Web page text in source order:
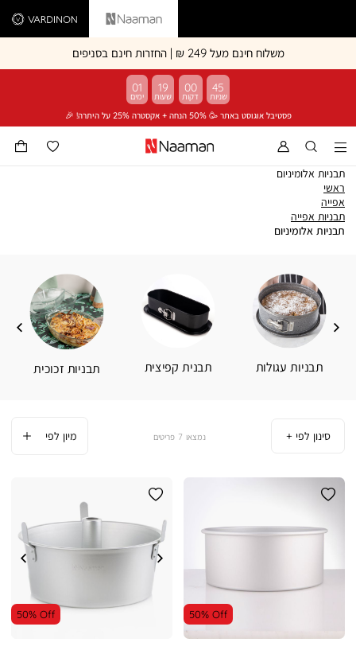
Vardinon Naaman
משלוח חינם מעל 249 ₪ | החזרות חינם בסניפים
פסטיבל אוגוסט באתר 🥳 50% הנחה + אקסטרה 25% על היתרה! 🎉
01 19 00 45
תבניות אלומיניום
ראשי
אפייהאפייה
תבניות אפייהתבניות
אפייה
תבניות אלומיניום
תבניות זכוכית תבנית קפיצית תבניות עגולות
סינון לפי 7 פריטים
50% Off
50% Off